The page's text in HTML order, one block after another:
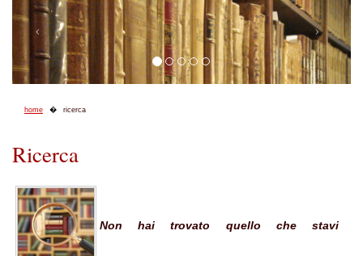
home ricerca
Ricerca
Non hai trovato quello che stavi